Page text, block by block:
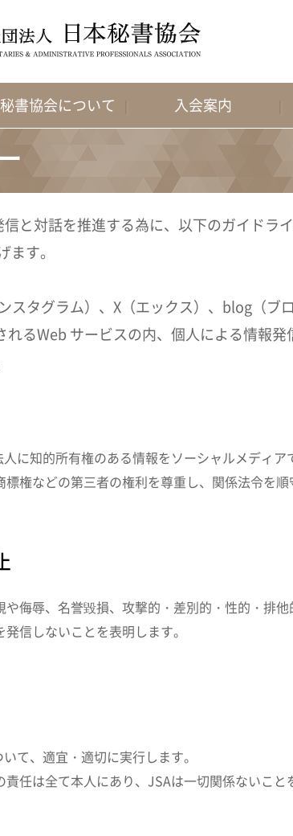
書協会について 入会案内
と対話を推進する為に、以下のガイドラ
す。
スタグラム）、X（エックス）、blog（ブ
るWeb サービスの内、個人による情報発
に知的所有権のある情報をソーシャルメディア
権などの第三者の権利を尊重し、関係法令を順
侮辱、名誉毀損、攻撃的・差別的・性的・排
信しないことを表明します。
て、適宜・適切に実行します。
任は全て本人にあり、JSAは一切関係ないこと